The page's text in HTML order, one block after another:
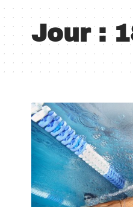
Jour :